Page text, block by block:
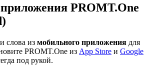
PROMT.One
слова из мобильного приложения для
PROMT.One из App Store и Google
под рукой.